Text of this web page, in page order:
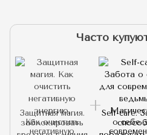
Часто
Защитная магия.
Как очистить
негативную
Self-care.
о себе